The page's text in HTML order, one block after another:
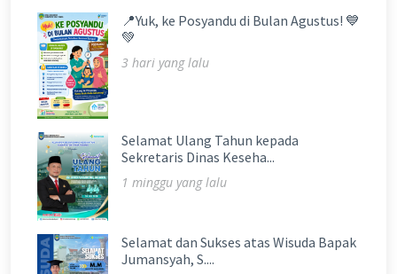
📍Yuk, ke Posyandu di Bulan Agustus! 💙
💚
3 hari yang lalu
Selamat Ulang Tahun kepada
Sekretaris Dinas Keseha...
1 minggu yang lalu
Selamat dan Sukses atas Wisuda Bapak
Jumansyah, S....